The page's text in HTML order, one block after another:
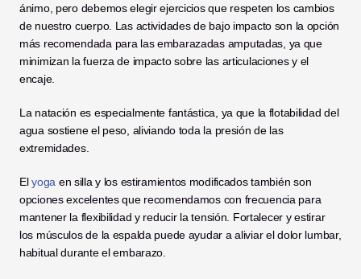
ánimo, pero debemos elegir ejercicios que respeten los cambios
de nuestro cuerpo. Las actividades de bajo impacto son la opción
más recomendada para las embarazadas amputadas, ya que
minimizan la fuerza de impacto sobre las articulaciones y el
encaje.
La natación es especialmente fantástica, ya que la flotabilidad del
agua sostiene el peso, aliviando toda la presión de las
extremidades.
El yoga en silla y los estiramientos modificados también son
opciones excelentes que recomendamos con frecuencia para
mantener la flexibilidad y reducir la tensión. Fortalecer y estirar
los músculos de la espalda puede ayudar a aliviar el dolor lumbar,
habitual durante el embarazo.